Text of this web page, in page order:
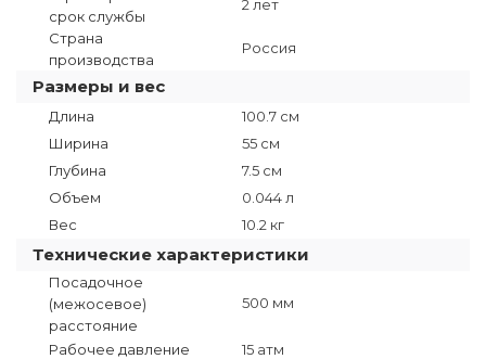
срок службы
2 лет
Страна
производства
Россия
Размеры и вес
Длина
100.7 см
Ширина
55 см
Глубина
7.5 см
Объем
0.044 л
Вес
10.2 кг
Технические характеристики
Посадочное
(межосевое)
расстояние
500 мм
Рабочее давление
15 атм